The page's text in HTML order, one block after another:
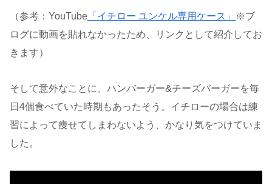
（参考：YouTube 「イチロー ユンケル専用ケース」
※ブ
ログに動画を貼れなかったため、リンクとして紹介してお
きます）
そして意外なことに、ハンバーガー&チーズバーガーを毎
日4個食べていた時期もあったそう。イチローの場合は練
習によって痩せてしまわないよう、かなり気をつけていま
した。